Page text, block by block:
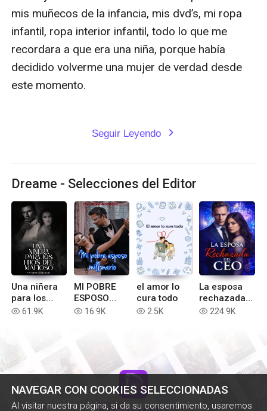
NAVEGAR CON COOKIES SELECCIONADAS
Al visitar nuestra página, si da su consentimiento, usaremos
Seguir Leyendo expand_more
Dreame - Selecciones del Editor
Una niñera
para los
hijos del
read 61.9K
MI POBRE
ESPOSO
MILLONARIO
read 16.9K
el amor lo
cura todo
read 2.5K
La esposa
rechazada
del ceo
read 224.9K